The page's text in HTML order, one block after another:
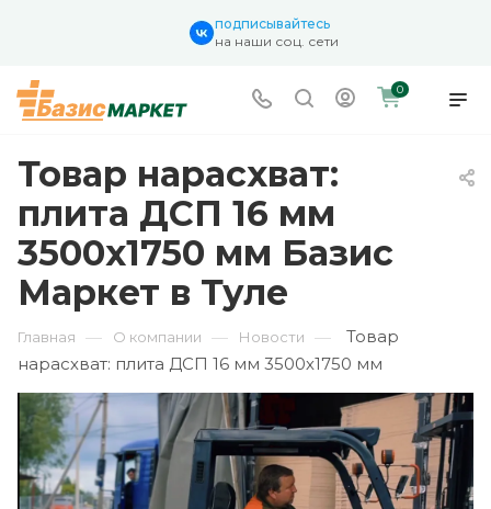
подписывайтесь
на наши соц. сети
0
Товар нарасхват:
плита ДСП 16 мм
3500х1750 мм Базис
Маркет в Туле
Главная — О компании — Новости —
Товар
нарасхват: плита ДСП 16 мм 3500х1750 мм